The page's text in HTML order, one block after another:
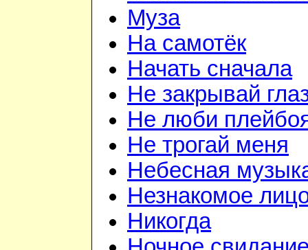
Муза
На самотёк
Начать сначала
Не закрывай
Не люби
Не трогай меня
Небесная
Незнакомое
Никогда